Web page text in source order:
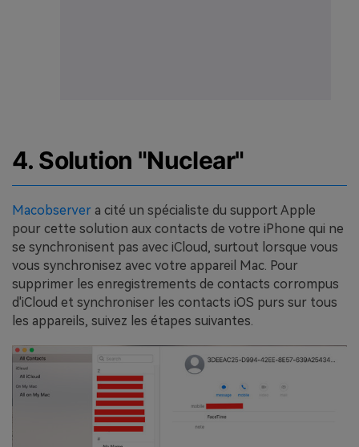
4. Solution "Nuclear"
Macobserver a cité un spécialiste du support Apple
pour cette solution aux contacts de votre iPhone qui ne
se synchronisent pas avec iCloud, surtout lorsque vous
vous synchronisez avec votre appareil Mac. Pour
supprimer les enregistrements de contacts corrompus
d'iCloud et synchroniser les contacts iOS purs sur tous
les appareils, suivez les étapes suivantes.